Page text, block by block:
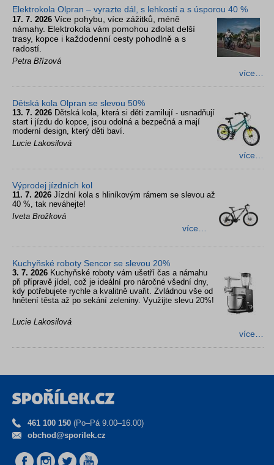
Elektrokola Olpran – vyrazte dál, s lehkostí a s úsporou 40 %
17. 7. 2026 Více pohybu, více zážitků, méně
námahy. Elektrokola vám pomohou zdolat delší
trasy, kopce i každodenní cesty pohodlně a s
radostí.
Petra Břízová
více…
Dětská kola Olpran se slevou 50%
13. 7. 2026 Dětská kola, která si děti zamilují - usnadňují
start i jízdu do kopce, jsou odolná a bezpečná a mají
moderní design, který děti baví.
Lucie Lakosilová
více…
Výprodej jízdních kol
11. 7. 2026 Jízdní kola s hliníkovým rámem se slevou až
40 %, tak neváhejte!
Iveta Brožková
více…
Kuchyňské roboty Sencor se slevou 20%
3. 7. 2026 Kuchyňské roboty vám ušetří čas a námahu
při přípravě jídel, což je ideální pro náročné všední dny,
kdy potřebujete rychle a kvalitně uvařit. Zvládnou vše od
hnětení těsta až po sekání zeleniny. Využijte slevu 20%!
Lucie Lakosilová
více…
461 100 150 (Po–Pá 9.00–16.00)
obchod@sporilek.cz